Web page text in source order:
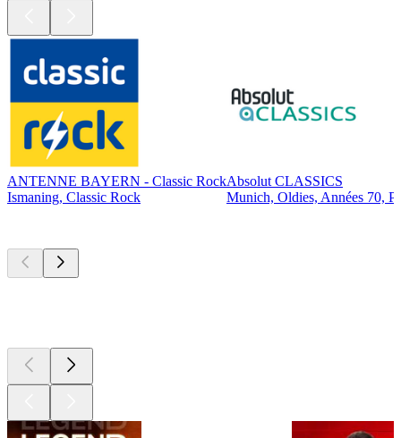
ANTENNE BAYERN - Classic Rock
Ismaning, Classic Rock
Absolut CLASSICS
Munich, Oldies, Années 70,